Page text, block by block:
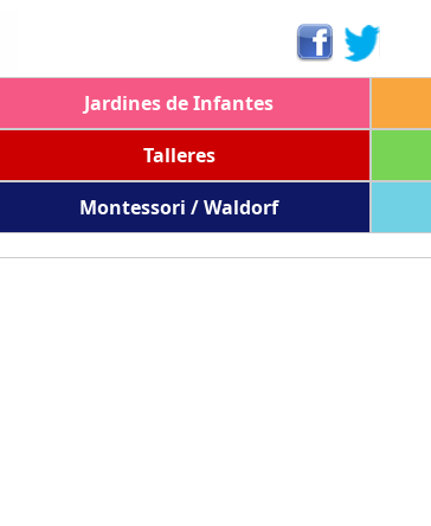
Jardines de Infantes
Talleres
Montessori / Waldorf